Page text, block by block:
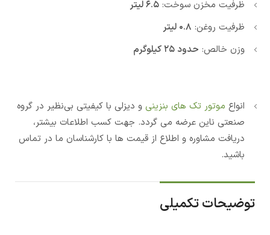
ظرفیت مخزن سوخت: ۶.۵ لیتر
ظرفیت روغن: ۰.۸ لیتر
وزن خالص: حدود ۲۵ کیلوگرم
انواع موتور تک های بنزینی و دیزلی با کیفیتی بی‌نظیر در گروه
صنعتی ناین عرضه می گردد. جهت کسب اطلاعات بیشتر،
دریافت مشاوره و اطلاع از قیمت ها با کارشناسان ما در تماس
باشید.
توضیحات تکمیلی